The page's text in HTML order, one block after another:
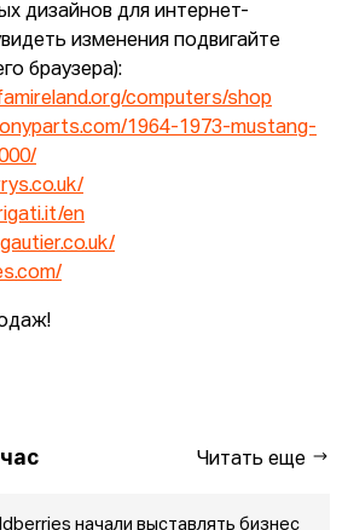
дизайнов для интернет-
изменения подвигайте
браузера):
computers/shop
1964-1973-mustang-
en
Читать еще
начали выставлять бизнес